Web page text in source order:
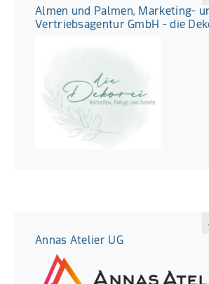
Almen und Palmen, Marketing-
Vertriebsagentur GmbH - die
Annas Atelier UG